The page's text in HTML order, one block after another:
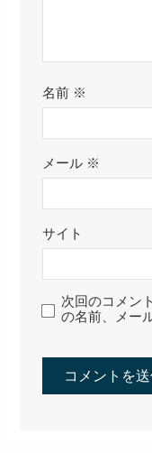
名前 ※
メール ※
サイト
次回のコメン
の名前、メー